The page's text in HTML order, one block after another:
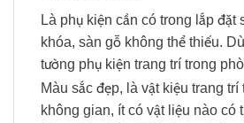
Là phụ kiện cần có trong lắp đặt
khóa, sàn gỗ không thể thiếu.
tường phụ kiện trang trí trong
Màu sắc đẹp, là vật kiệu trang trí
không gian, ít có vật liệu nào có